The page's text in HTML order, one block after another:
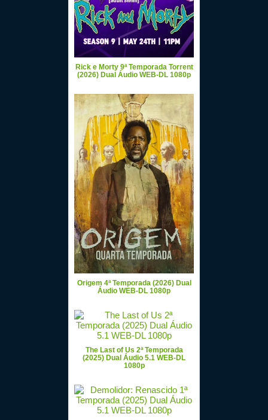
Rick e Morty 9ª Temporada Torrent
(2026) Dual Áudio WEB-DL 1080p
Origem 4ª Temporada (2026) Dual
Áudio WEB-DL 1080p
The Last of Us 2ª Temporada
(2025) Dual Áudio 5.1 WEB-DL
1080p